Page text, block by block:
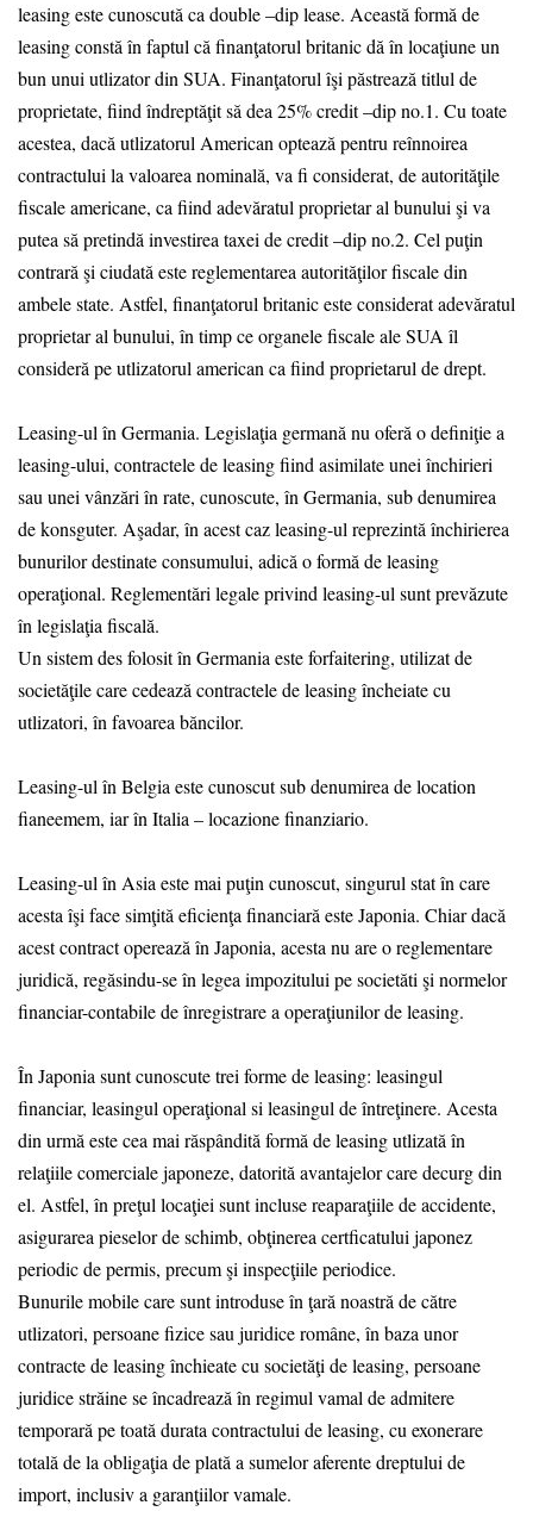
leasing este cunoscută ca double –dip lease. Această formă de
leasing constă în faptul că finanţatorul britanic dă în locaţiune un
bun unui utlizator din SUA. Finanţatorul îşi păstrează titlul de
proprietate, fiind îndreptăţit să dea 25% credit –dip no.1. Cu toate
acestea, dacă utlizatorul American optează pentru reînnoirea
contractului la valoarea nominală, va fi considerat, de autorităţile
fiscale americane, ca fiind adevăratul proprietar al bunului şi va
putea să pretindă investirea taxei de credit –dip no.2. Cel puţin
contrară şi ciudată este reglementarea autorităţilor fiscale din
ambele state. Astfel, finanţatorul britanic este considerat adevăratul
proprietar al bunului, în timp ce organele fiscale ale SUA îl
consideră pe utlizatorul american ca fiind proprietarul de drept.
Leasing-ul în Germania. Legislaţia germană nu oferă o definiţie a
leasing-ului, contractele de leasing fiind asimilate unei închirieri
sau unei vânzări în rate, cunoscute, în Germania, sub denumirea
de konsguter. Aşadar, în acest caz leasing-ul reprezintă închirierea
bunurilor destinate consumului, adică o formă de leasing
operaţional. Reglementări legale privind leasing-ul sunt prevăzute
în legislaţia fiscală.
Un sistem des folosit în Germania este forfaitering, utilizat de
societăţile care cedează contractele de leasing încheiate cu
utlizatori, în favoarea băncilor.
Leasing-ul în Belgia este cunoscut sub denumirea de location
fianeemem, iar în Italia – locazione finanziario.
Leasing-ul în Asia este mai puţin cunoscut, singurul stat în care
acesta îşi face simţită eficienţa financiară este Japonia. Chiar dacă
acest contract operează în Japonia, acesta nu are o reglementare
juridică, regăsindu-se în legea impozitului pe societăti şi normelor
financiar-contabile de înregistrare a operaţiunilor de leasing.
În Japonia sunt cunoscute trei forme de leasing: leasingul
financiar, leasingul operaţional si leasingul de întreţinere. Acesta
din urmă este cea mai răspândită formă de leasing utlizată în
relaţiile comerciale japoneze, datorită avantajelor care decurg din
el. Astfel, în preţul locaţiei sunt incluse reaparaţiile de accidente,
asigurarea pieselor de schimb, obţinerea certficatului japonez
periodic de permis, precum şi inspecţiile periodice.
Bunurile mobile care sunt introduse în ţară noastră de către
utlizatori, persoane fizice sau juridice române, în baza unor
contracte de leasing închieate cu societăţi de leasing, persoane
juridice străine se încadrează în regimul vamal de admitere
temporară pe toată durata contractului de leasing, cu exonerare
totală de la obligaţia de plată a sumelor aferente dreptului de
import, inclusiv a garanţiilor vamale.